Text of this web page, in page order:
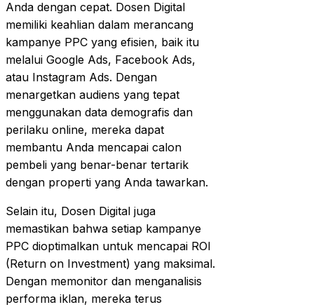
Anda dengan cepat. Dosen Digital
memiliki keahlian dalam merancang
kampanye PPC yang efisien, baik itu
melalui Google Ads, Facebook Ads,
atau Instagram Ads. Dengan
menargetkan audiens yang tepat
menggunakan data demografis dan
perilaku online, mereka dapat
membantu Anda mencapai calon
pembeli yang benar-benar tertarik
dengan properti yang Anda tawarkan.
Selain itu, Dosen Digital juga
memastikan bahwa setiap kampanye
PPC dioptimalkan untuk mencapai ROI
(Return on Investment) yang maksimal.
Dengan memonitor dan menganalisis
performa iklan, mereka terus